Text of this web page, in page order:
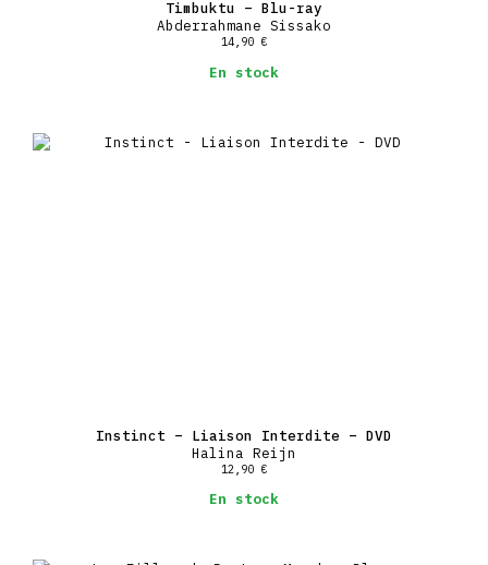
Timbuktu – Blu-ray
Abderrahmane Sissako
14,90 €
En stock
Instinct – Liaison Interdite – DVD
Halina Reijn
12,90 €
En stock